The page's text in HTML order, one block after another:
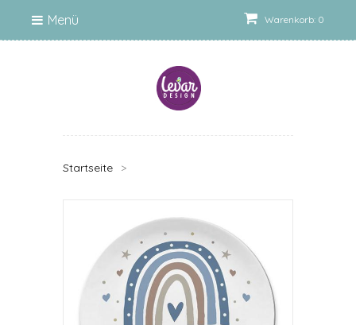
Warenkorb: 0
Menü
Startseite >